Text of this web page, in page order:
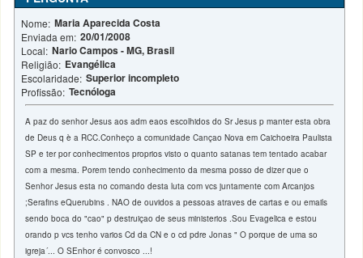
Nome: Maria Aparecida Costa
Enviada em: 20/01/2008
Local: Nario Campos - MG, Brasil
Religião: Evangélica
Escolaridade: Superior incompleto
Profissão: Tecnóloga
A paz do senhor Jesus aos adm eaos escolhidos do Sr Jesus p manter esta obra
de Deus q è a RCC.Conheço a comunidade Cançao Nova em Caichoeira Paulista
SP e ter por conhecimentos proprios visto o quanto satanas tem tentado acabar
com a mesma. Porem tendo conhecimento da mesma posso de dizer que o
Senhor Jesus esta no comando desta luta com vcs juntamente com Arcanjos
;Serafins eQuerubins . NAO de ouvidos a pessoas atraves de cartas e ou emails
sendo boca do "cao" p destruiçao de seus ministerios .Sou Evagelica e estou
orando p vcs tenho varios Cd da CN e o cd pdre Jonas " O porque de uma so
igreja´... O SEnhor é convosco ...!